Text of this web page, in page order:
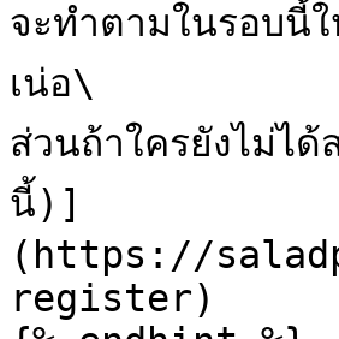
จะทำตามในรอบ
เน่อ\
ส่วนถ้าใครยังไม่ไ
นี้)]
(https://
register)